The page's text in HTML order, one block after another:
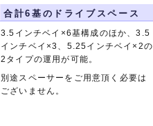
合計6基のドライブスペース
3.5インチベイ×6基構成のほか、3.5
インチベイ×3、5.25インチベイ×2の
2タイプの運用が可能。
別途スペーサーをご用意頂く必要は
ございません。